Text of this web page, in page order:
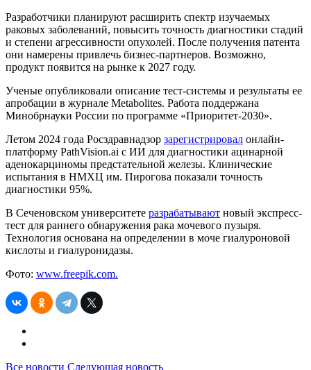
Разработчики планируют расширить спектр изучаемых
раковых заболеваний, повысить точность диагностики стадий
и степени агрессивности опухолей. После получения патента
они намерены привлечь бизнес-партнеров. Возможно,
продукт появится на рынке к 2027 году.
Ученые опубликовали описание тест-системы и результаты ее
апробации в журнале Metabolites. Работа поддержана
Минобрнауки России по программе «Приоритет-2030».
Летом 2024 года Росздравнадзор зарегистрировал онлайн-
платформу PathVision.ai с ИИ для диагностики ацинарной
аденокарциномы предстательной железы. Клинические
испытания в НМХЦ им. Пирогова показали точность
диагностики 95%.
В Сеченовском университете разрабатывают новый экспресс-
тест для раннего обнаружения рака мочевого пузыря.
Технология основана на определении в моче гиалуроновой
кислоты и гиалуронидазы.
Фото: www.freepik.com.
Все новости Следующая новость